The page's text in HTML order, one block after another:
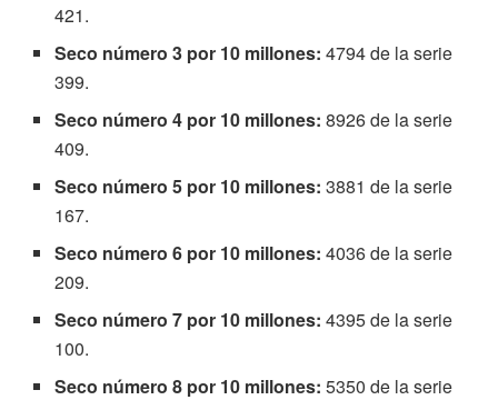
421.
Seco número 3 por 10 millones:4794 de la serie
399.
Seco número 4 por 10 millones:8926 de la serie
409.
Seco número 5 por 10 millones:3881 de la serie
167.
Seco número 6 por 10 millones:4036 de la serie
209.
Seco número 7 por 10 millones:4395 de la serie
100.
Seco número 8 por 10 millones:5350 de la serie